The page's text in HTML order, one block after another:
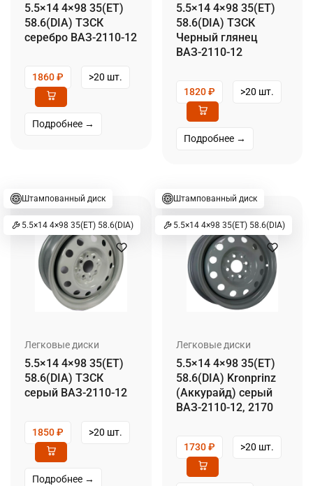
5.5×14 4×98 35(ET)
58.6(DIA) ТЗСК
серебро ВАЗ-2110-12
1860₽ >20 шт.
Подробнее →
5.5×14 4×98 35(ET)
58.6(DIA) ТЗСК
Черный глянец
ВАЗ-2110-12
1820₽ >20 шт.
Подробнее →
Штампованный диск
5.5×14 4×98 35(ET) 58.6(DIA)
Легковые диски
5.5×14 4×98 35(ET)
58.6(DIA) ТЗСК
серый ВАЗ-2110-12
1850₽ >20 шт.
Подробнее →
Штампованный диск
5.5×14 4×98 35(ET) 58.6(DIA)
Легковые диски
5.5×14 4×98 35(ET)
58.6(DIA) Kronprinz
(Аккурайд) серый
ВАЗ-2110-12, 2170
1730₽ >20 шт.